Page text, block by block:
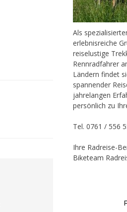
Als
erlebnisreiche
reiselustige
Rennradfahrer
Ländern findet
spannender
jahrelangen
persönlich zu
Tel. 0761 / 556
Ihre Radreise-
Biketeam